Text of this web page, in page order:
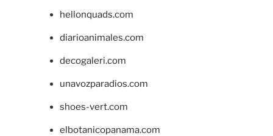
hellonquads.com
diarioanimales.com
decogaleri.com
unavozparadios.com
shoes-vert.com
elbotanicopanama.com